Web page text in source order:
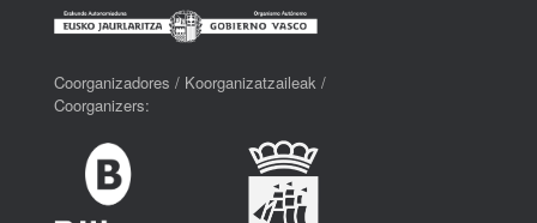
Coorganizadores / Koorganizatzaileak /
Coorganizers: